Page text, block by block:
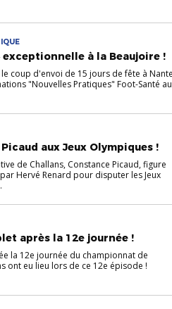
exceptionnelle à la Beaujoire !
coup d'envoi de 15 jours de fête à
"Nouvelles Pratiques" Foot-Santé au
aux Jeux Olympiques !
de Challans, Constance Picaud, figure
Hervé Renard pour disputer les Jeux
après la 12e journée !
la 12e journée du championnat de
ont eu lieu lors de ce 12e épisode !